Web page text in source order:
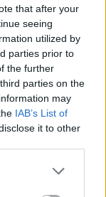
that after your
seeing
utilized by
parties prior to
the further
parties on the
may
IAB’s List of
it to other
a
a